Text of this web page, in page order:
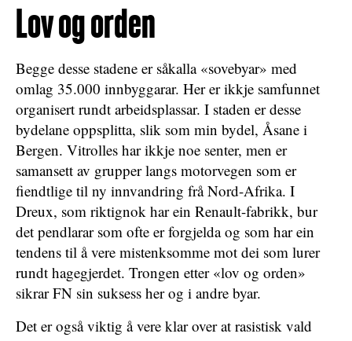
Lov og orden
Begge desse stadene er såkalla «sovebyar» med
omlag 35.000 innbyggarar. Her er ikkje samfunnet
organisert rundt arbeidsplassar. I staden er desse
bydelane oppsplitta, slik som min bydel, Åsane i
Bergen. Vitrolles har ikkje noe senter, men er
samansett av grupper langs motorvegen som er
fiendtlige til ny innvandring frå Nord-Afrika. I
Dreux, som riktignok har ein Renault-fabrikk, bur
det pendlarar som ofte er forgjelda og som har ein
tendens til å vere mistenksomme mot dei som lurer
rundt hagegjerdet. Trongen etter «lov og orden»
sikrar FN sin suksess her og i andre byar.
Det er også viktig å vere klar over at rasistisk vald